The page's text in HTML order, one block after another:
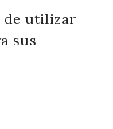
de utilizar
sus